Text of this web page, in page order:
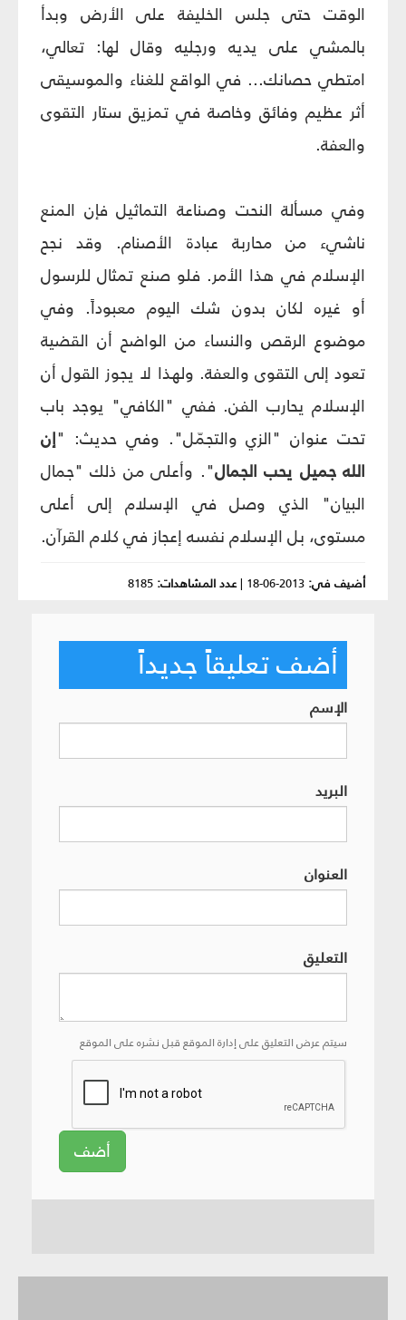
الوقت حتى جلس الخليفة على الأرض وبدأ
بالمشي على يديه ورجليه وقال لها: تعالي،
امتطي حصانك... في الواقع للغناء والموسيقى
أثر عظيم وفائق وخاصة في تمزيق ستار التقوى
والعفة.
وفي مسألة النحت وصناعة التماثيل فإن المنع
ناشي‏ء من محاربة عبادة الأصنام. وقد نجح
الإسلام في هذا الأمر. فلو صنع تمثال للرسول
أو غيره لكان بدون شك اليوم معبوداً. وفي
موضوع الرقص والنساء من الواضح أن القضية
تعود إلى التقوى والعفة. ولهذا لا يجوز القول أن
الإسلام يحارب الفن. ففي "الكافي" يوجد باب
تحت عنوان "الزي والتجمّل". وفي حديث: "إن
الله جميل يحب الجمال". وأعلى من ذلك "جمال
البيان" الذي وصل في الإسلام إلى أعلى
مستوى، بل الإسلام نفسه إعجاز في كلام القرآن.
أضيف في: 2013-06-18
|عدد المشاهدات: 8185
أضف تعليقاً جديداً
الإسم
البريد
العنوان
التعليق
سيتم عرض التعليق على إدارة الموقع قبل نشره على الموقع
أضف